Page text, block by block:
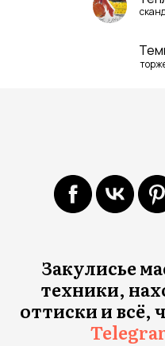
Закулисье
техники,
оттиски и всё,